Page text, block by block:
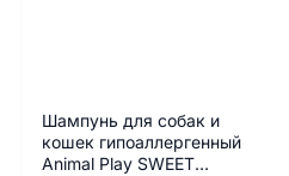
Шампунь для собак и
кошек гипоаллергенный
Animal Play SWEET